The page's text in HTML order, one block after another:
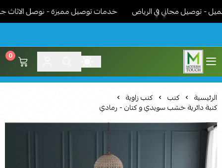
مجاني في الرياض خدمات توصيل مميزة - نوصل الاثاث
اثاث مودرن لمسة عصرية
0
الرئيسية كنب كنب زاوية
كنبة دائرية خشب سويدي و كتان - رمادي